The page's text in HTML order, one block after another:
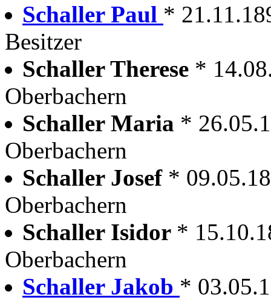
Schaller Paul *
Besitzer
Schaller Therese *
Oberbachern
Schaller Maria *
Oberbachern
Schaller Josef *
Oberbachern
Schaller Isidor *
Oberbachern
Schaller Jakob *